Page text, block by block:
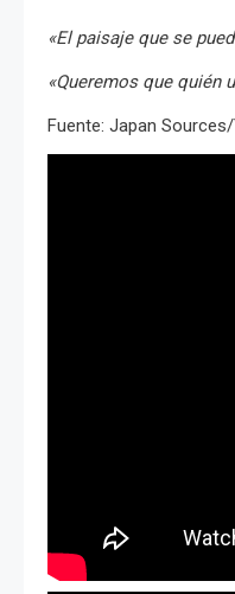
«El paisaje que se
«Queremos que quién
Fuente: Japan